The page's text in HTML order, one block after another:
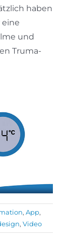
haben
eine
und
Truma-
, App,
, Video